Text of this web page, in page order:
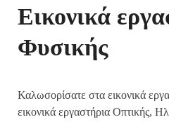
Εικονικά
Φυσικής
Καλωσορίσατε στα εικονικά
εικονικά εργαστήρια Οπτικής,